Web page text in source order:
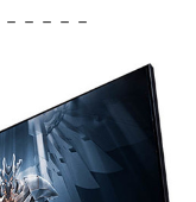
－－－－